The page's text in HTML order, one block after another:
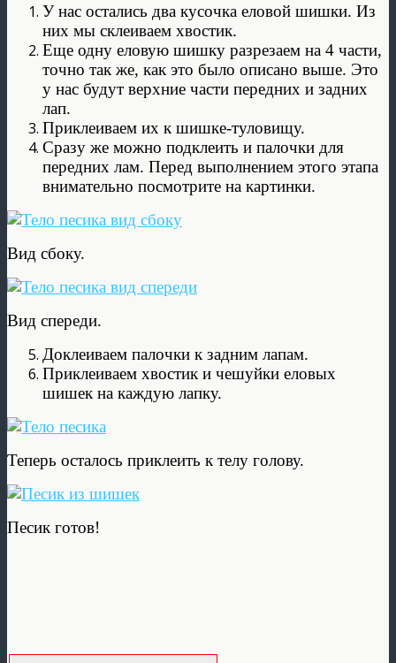
У нас остались два кусочка еловой шишки. Из
них мы склеиваем хвостик.
Еще одну еловую шишку разрезаем на 4 части,
точно так же, как это было описано выше. Это
у нас будут верхние части передних и задних
лап.
Приклеиваем их к шишке-туловищу.
Сразу же можно подклеить и палочки для
передних лам. Перед выполнением этого этапа
внимательно посмотрите на картинки.
Вид сбоку.
Вид спереди.
Доклеиваем палочки к задним лапам.
Приклеиваем хвостик и чешуйки еловых
шишек на каждую лапку.
Теперь осталось приклеить к телу голову.
Песик готов!